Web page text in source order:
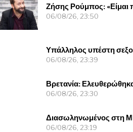
Ζήσης Ρούμπος: «Είμαι
06/08/26, 23:50
Υπάλληλος υπέστη
06/08/26, 23:39
Βρετανία:
06/08/26, 23:30
Διασωληνωμένος στη
06/08/26, 23:19